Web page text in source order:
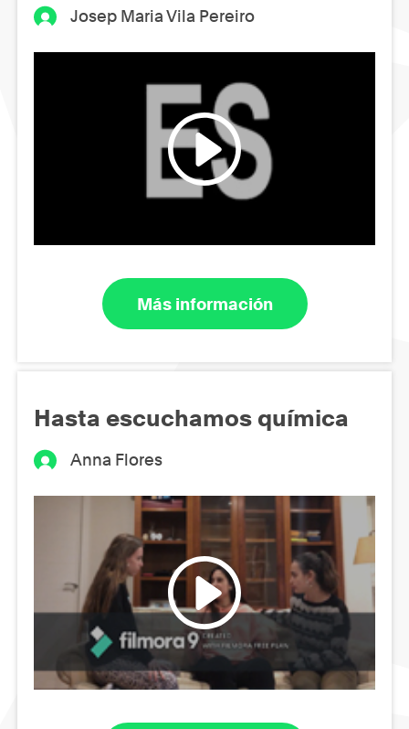
Josep Maria Vila Pereiro
Más información
Hasta escuchamos química
Anna Flores